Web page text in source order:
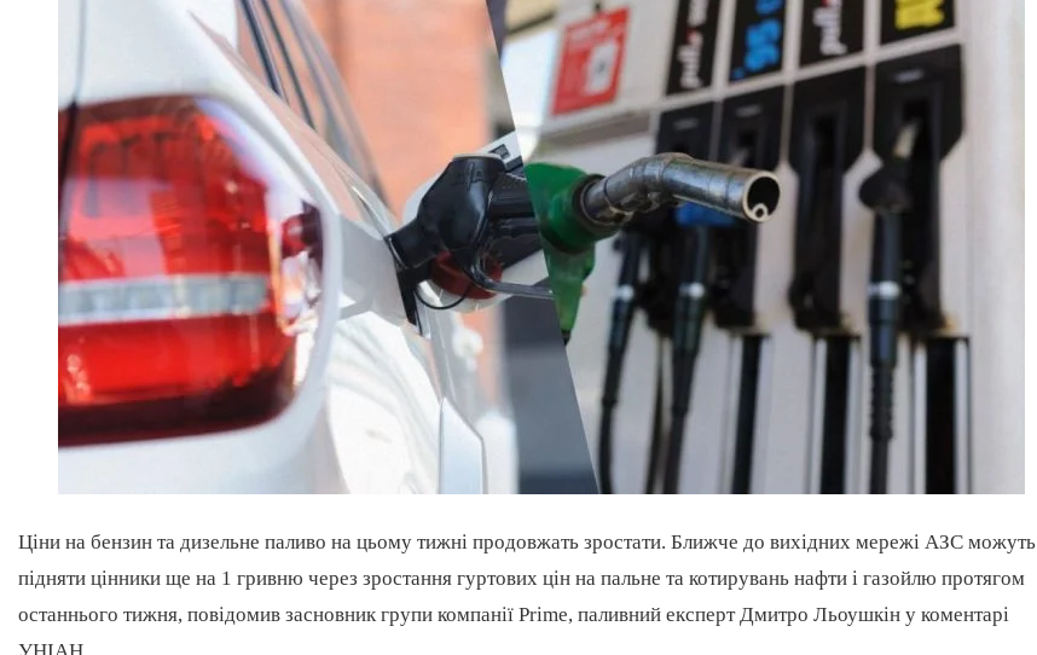
Ціни на бензин та дизельне паливо на цьому тижні продовжать зростати. Ближче до вихідних мережі АЗС можуть
підняти цінники ще на 1 гривню через зростання гуртових цін на пальне та котирувань нафти і газойлю протягом
останнього тижня, повідомив засновник групи компанії Prime, паливний експерт Дмитро Льоушкін у коментарі